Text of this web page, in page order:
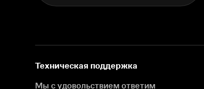
Техническая поддержка
Мы с удовольствием ответим